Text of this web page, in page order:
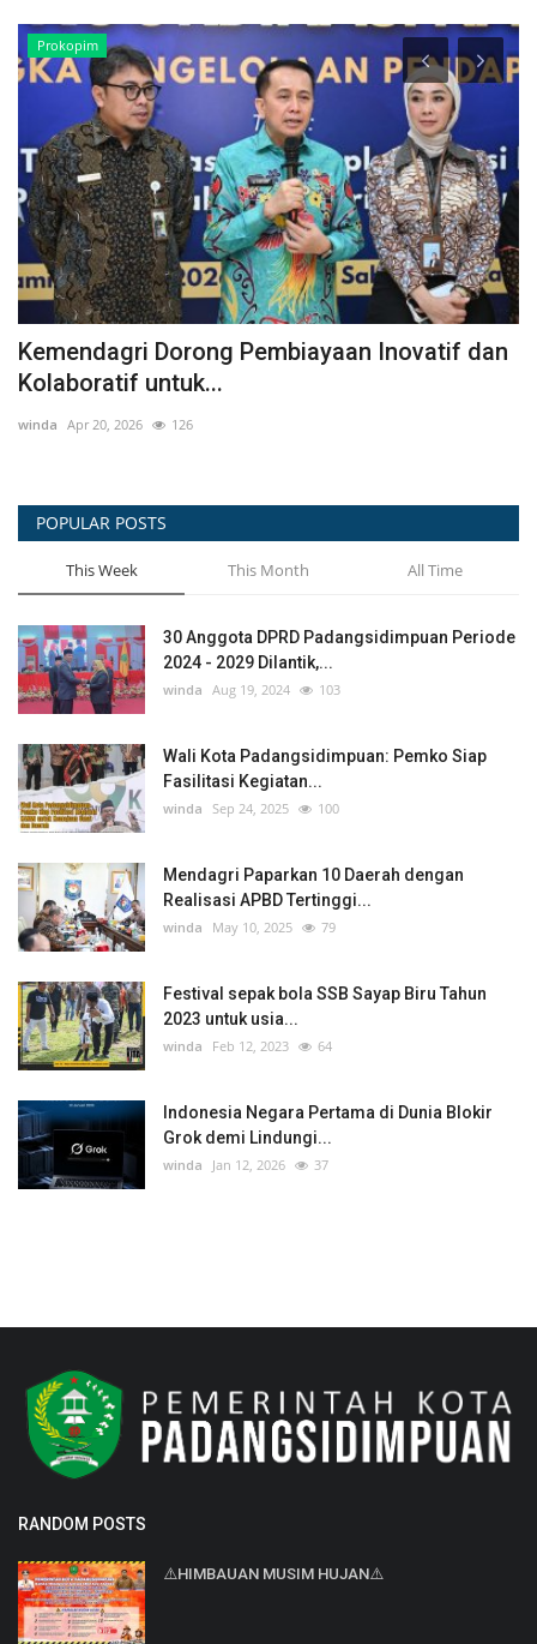
Prokopim
Kemendagri Dorong Pembiayaan Inovatif dan
Kolaboratif untuk...
winda Apr 20, 2026 126
POPULAR POSTS
This Week This Month All Time
30 Anggota DPRD Padangsidimpuan Periode
2024 - 2029 Dilantik,...
winda Aug 19, 2024 103
Wali Kota Padangsidimpuan: Pemko Siap
Fasilitasi Kegiatan...
winda Sep 24, 2025 100
Mendagri Paparkan 10 Daerah dengan
Realisasi APBD Tertinggi...
winda May 10, 2025 79
Festival sepak bola SSB Sayap Biru Tahun
2023 untuk usia...
winda Feb 12, 2023 64
Indonesia Negara Pertama di Dunia Blokir
Grok demi Lindungi...
winda Jan 12, 2026 37
RANDOM POSTS
⚠️HIMBAUAN MUSIM HUJAN⚠️